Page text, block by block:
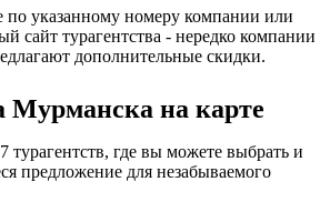
по указанному номеру компании или
сайт турагентства - нередко компании
дополнительные скидки.
Мурманска на карте
турагентств, где вы можете выбрать и
предложение для незабываемого